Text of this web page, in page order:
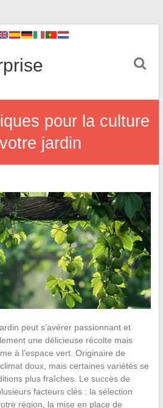
pour la culture
jardin
peut s’avérer passionnant et
une délicieuse récolte mais
à l’espace vert. Originaire de
doux, mais certaines variétés se
plus fraîches. Le succès de
facteurs clés : la sélection
région, la mise en place de